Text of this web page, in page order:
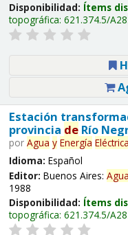
Disponibilidad: Ítems
topográfica: 621.374.5/
Estación
provincia deRío
por Agua y Energía
Idioma: Español
Editor: Buenos Aires: Agua
1988
Disponibilidad: Ítems
topográfica: 621.374.5/